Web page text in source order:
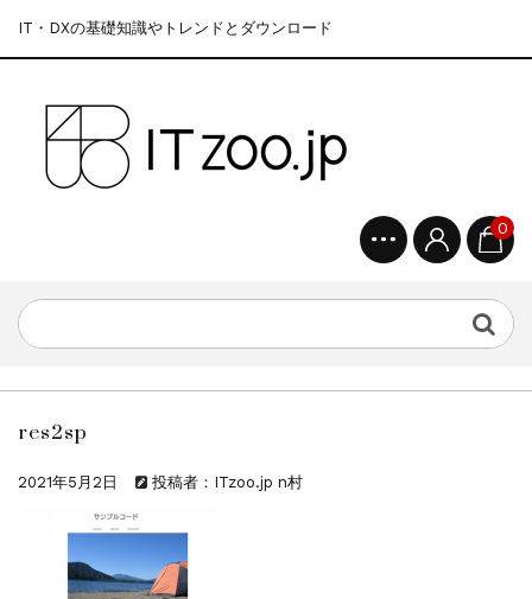
IT・DXの基礎知識やトレンドとダウンロード
0
res2sp
2021年5月2日 投稿者：ITzoo.jp n村